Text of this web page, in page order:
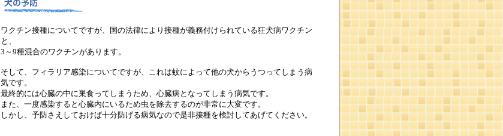
ワクチン接種についてですが、国の法律により接種が義務付けられている狂犬病ワクチン
と、
3～9種混合のワクチンがあります。
そして、フィラリア感染についてですが、これは蚊によって他の犬からうつってしまう病
気です。
最終的には心臓の中に巣食ってしまうため、心臓病となってしまう病気です。
また、一度感染すると心臓内にいるため虫を除去するのが非常に大変です。
しかし、予防さえしておけば十分防げる病気なので是非接種を検討してあげてください。